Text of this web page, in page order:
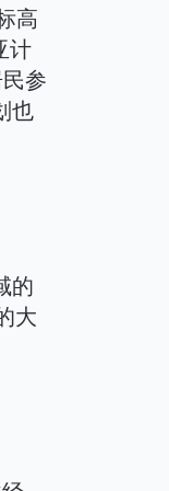
高
计
参
也
的
大